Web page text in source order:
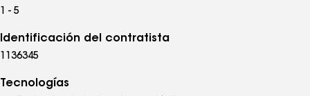
1 - 5
Identificación del contratista
1136345
Tecnologías